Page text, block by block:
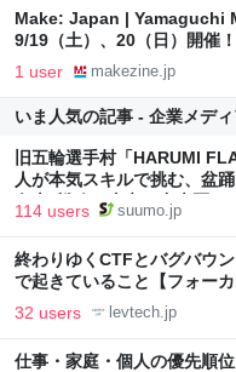
Make: Japan | Yamaguchi
9/19（土）、20（日）開催！
1 user makezine.jp
いま人気の記事 - 企業メデ
旧五輪選手村「HARUMI
人が本気スキルで挑む、盆
向上”戦略 東京・中央区
114 users suumo.jp
終わりゆくCTFとバグバウ
で起きていること【フォー
32 users levtech.jp
仕事・家庭・個人の優先順